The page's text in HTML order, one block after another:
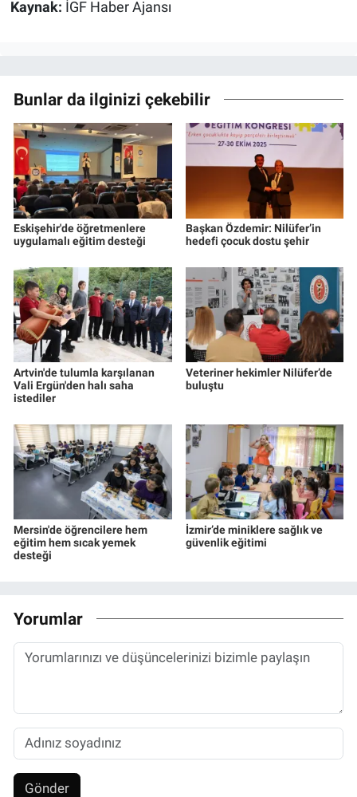
Kaynak: İGF Haber Ajansı
Bunlar da ilginizi çekebilir
Eskişehir'de öğretmenlere
uygulamalı eğitim desteği
Başkan Özdemir: Nilüfer’in
hedefi çocuk dostu şehir
Artvin'de tulumla karşılanan
Vali Ergün'den halı saha
istediler
Veteriner hekimler Nilüfer’de
buluştu
Mersin'de öğrencilere hem
eğitim hem sıcak yemek
desteği
İzmir’de miniklere sağlık ve
güvenlik eğitimi
Yorumlar
Gönder